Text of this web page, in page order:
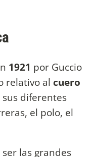
1921 por Guccio
relativo al cuero
diferentes
el polo, el
las grandes